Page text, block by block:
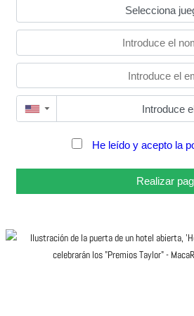
▼
He leído y acepto la
Realizar